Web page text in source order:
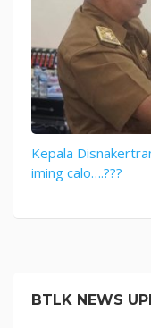
Kepala
iming calo….???
BTLK NEWS